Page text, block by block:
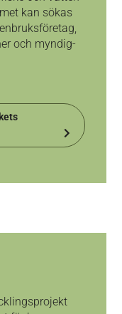
kan sökas
och myndig­